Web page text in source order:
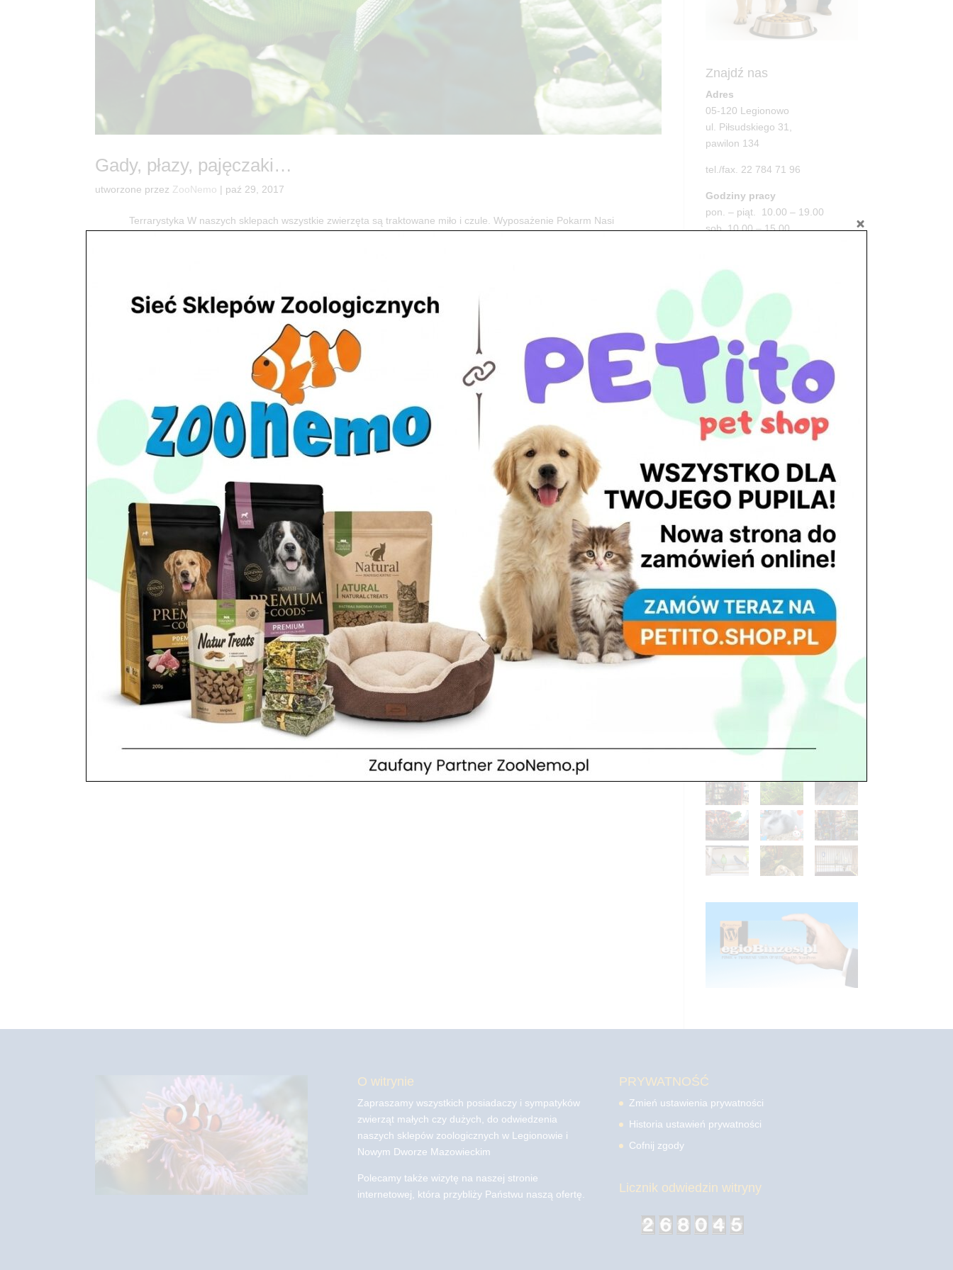
Gady, płazy, pajęczaki…
utworzone przez ZooNemo | paź 29, 2017
Terrarystyka W naszych sklepach wszystkie zwierzęta są traktowane miło i czule. Wyposażenie Pokarm Nasi
Znajdź nas
Adres
05-120 Legionowo
ul. Piłsudskiego 31,
pawilon 134
tel./fax. 22 784 71 96
Godziny pracy
pon. – piąt. 10.00 – 19.00
sob. 10.00 – 15.00
Adres
05-100 Nowy Dwór Mazowiecki
ul. Leśna 2
tel. 503 900 215
Godziny pracy
pon. – piąt. 10.00 – 19.00
sob. 8.00 – 15.00
niedz. zamknięte
O witrynie
Zapraszamy wszystkich posiadaczy i sympatyków
zwierząt małych czy dużych, do odwiedzenia
naszych sklepów zoologicznych w Legionowie i
Nowym Dworze Mazowieckim
Polecamy także wizytę na naszej stronie
internetowej, która przybliży Państwu naszą ofertę.
PRYWATNOŚĆ
Zmień ustawienia prywatności
Historia ustawień prywatności
Cofnij zgody
Licznik odwiedzin witryny